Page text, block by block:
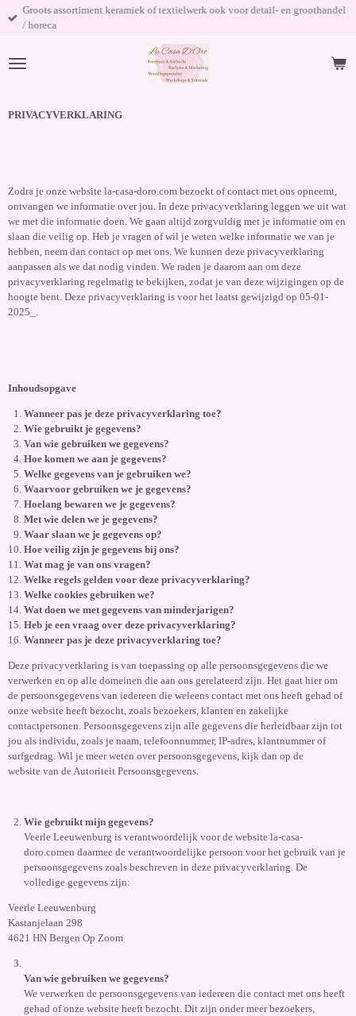
Ga
direct
de
Groots assortiment keramiek of textielwerk ook voor detail- en groothandel
/ horeca
PRIVACYVERKLARING
Zodra je onze website la-casa-doro.com bezoekt of contact met ons opneemt,
ontvangen we informatie over jou. In deze privacyverklaring leggen we uit wat
we met die informatie doen. We gaan altijd zorgvuldig met je informatie om en
slaan die veilig op. Heb je vragen of wil je weten welke informatie we van je
hebben, neem dan contact op met ons. We kunnen deze privacyverklaring
aanpassen als we dat nodig vinden. We raden je daarom aan om deze
privacyverklaring regelmatig te bekijken, zodat je van deze wijzigingen op de
hoogte bent. Deze privacyverklaring is voor het laatst gewijzigd op 05-01-
2025_ .
Inhoudsopgave
Wanneer pas je deze privacyverklaring toe?
Wie gebruikt je gegevens?
Van wie gebruiken we gegevens?
Hoe komen we aan je gegevens?
Welke gegevens van je gebruiken we?
Waarvoor gebruiken we je gegevens?
Hoelang bewaren we je gegevens?
Met wie delen we je gegevens?
Waar slaan we je gegevens op?
Hoe veilig zijn je gegevens bij ons?
Wat mag je van ons vragen?
Welke regels gelden voor deze privacyverklaring?
Welke cookies gebruiken we?
Wat doen we met gegevens van minderjarigen?
Heb je een vraag over deze privacyverklaring?
Wanneer pas je deze privacyverklaring toe?
Deze privacyverklaring is van toepassing op alle persoonsgegevens die we
verwerken en op alle domeinen die aan ons gerelateerd zijn. Het gaat hier om
de persoonsgegevens van iedereen die weleens contact met ons heeft gehad of
onze website heeft bezocht, zoals bezoekers, klanten en zakelijke
contactpersonen. Persoonsgegevens zijn alle gegevens die herleidbaar zijn tot
jou als individu, zoals je naam, telefoonnummer, IP-adres, klantnummer of
surfgedrag. Wil je meer weten over persoonsgegevens, kijk dan op de
website van de Autoriteit Persoonsgegevens.
Wie gebruikt mijn gegevens?
Veerle Leeuwenburg is verantwoordelijk voor de website la-casa-
doro.comen daarmee de verantwoordelijke persoon voor het gebruik van je
persoonsgegevens zoals beschreven in deze privacyverklaring. De
volledige gegevens zijn:
Veerle Leeuwenburg
Kastanjelaan 298
4621 HN Bergen Op Zoom
Van wie gebruiken we gegevens?
We verwerken de persoonsgegevens van iedereen die contact met ons heeft
gehad of onze website heeft bezocht. Dit zijn onder meer bezoekers,